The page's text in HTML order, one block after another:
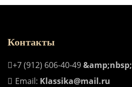
Контакты
+7 (912) 606-40-49&amp;nbsp;
Email: Klassika@mail.ru